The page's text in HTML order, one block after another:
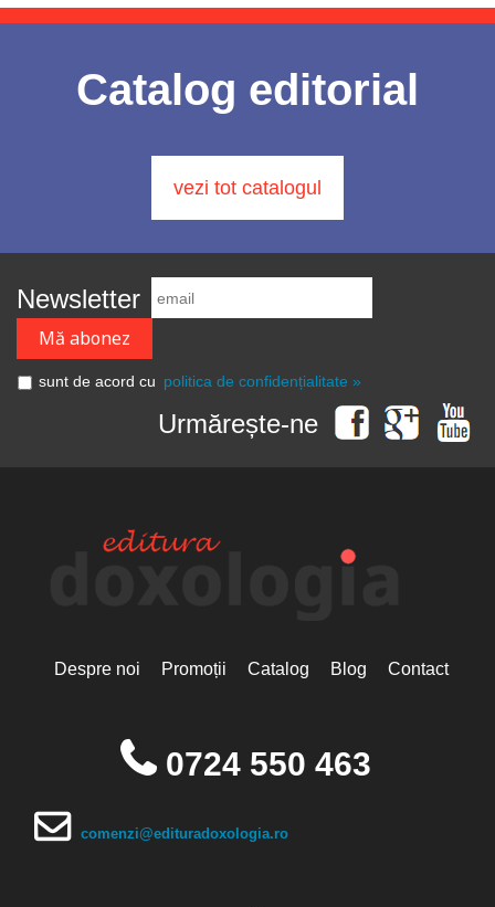
Catalog editorial
vezi tot catalogul
Newsletter
sunt de acord cu politica de confidențialitate »
Urmărește-ne
Despre noi Promoții Catalog Blog Contact
0724 550 463
comenzi@edituradoxologia.ro